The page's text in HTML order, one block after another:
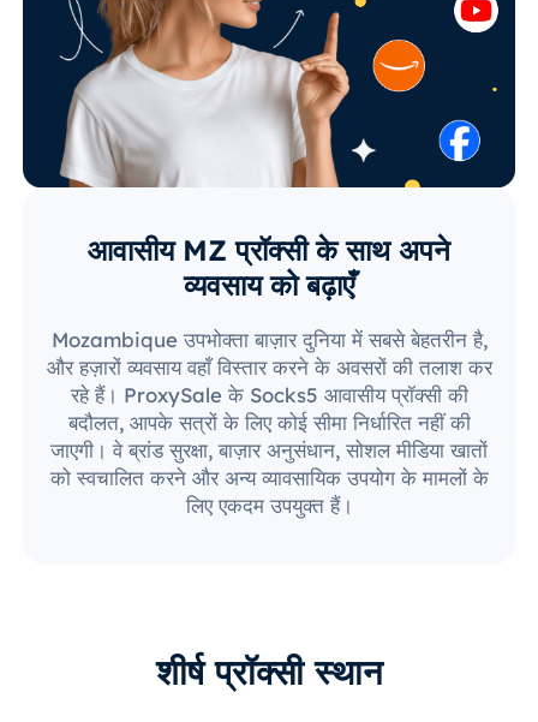
आवासीय MZ प्रॉक्सी के साथ अपने
व्यवसाय को बढ़ाएँ
Mozambique उपभोक्ता बाज़ार दुनिया में सबसे बेहतरीन है,
और हज़ारों व्यवसाय वहाँ विस्तार करने के अवसरों की तलाश कर
रहे हैं। ProxySale के Socks5 आवासीय प्रॉक्सी की
बदौलत, आपके सत्रों के लिए कोई सीमा निर्धारित नहीं की
जाएगी। वे ब्रांड सुरक्षा, बाज़ार अनुसंधान, सोशल मीडिया खातों
को स्वचालित करने और अन्य व्यावसायिक उपयोग के मामलों के
लिए एकदम उपयुक्त हैं।
शीर्ष प्रॉक्सी स्थान